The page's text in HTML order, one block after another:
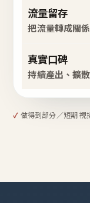
流量留存
把流量轉成關
真實口碑
持續產出、擴
✓ 做得到部分／短期 視